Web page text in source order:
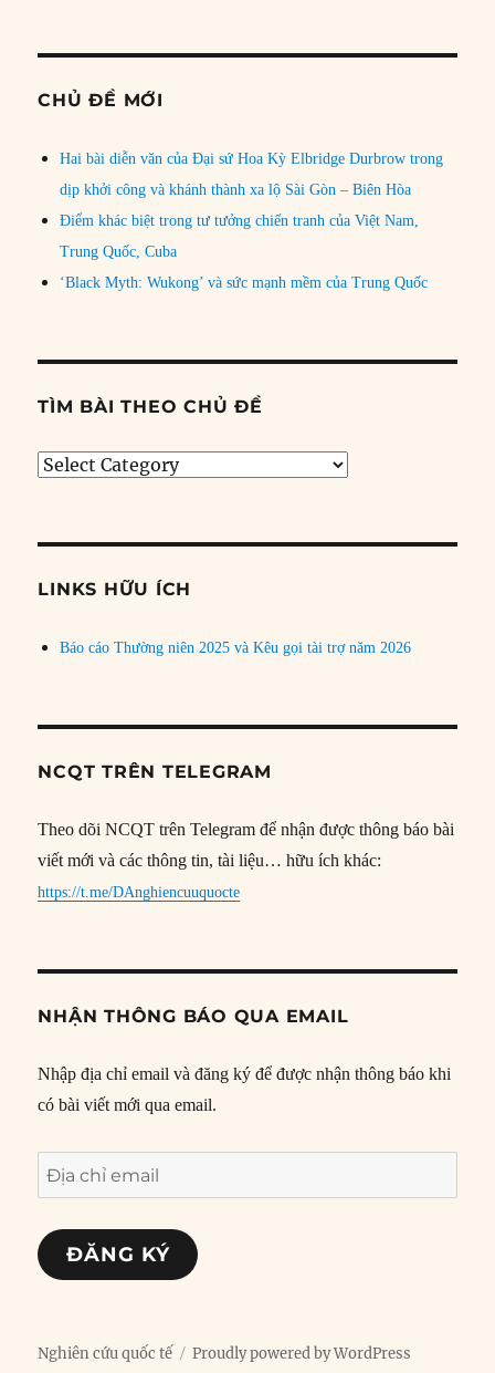
CHỦ ĐỀ MỚI
Hai bài diễn văn của Đại sứ Hoa Kỳ Elbridge Durbrow trong
dịp khởi công và khánh thành xa lộ Sài Gòn – Biên Hòa
Điểm khác biệt trong tư tưởng chiến tranh của Việt Nam,
Trung Quốc, Cuba
‘Black Myth: Wukong’ và sức mạnh mềm của Trung Quốc
TÌM BÀI THEO CHỦ ĐỀ
Tìm
đề
LINKS HỮU ÍCH
Báo cáo Thường niên 2025 và Kêu gọi tài trợ năm 2026
NCQT TRÊN TELEGRAM
Theo dõi NCQT trên Telegram để nhận được thông báo bài
viết mới và các thông tin, tài liệu… hữu ích khác:
https://t.me/DAnghiencuuquocte
NHẬN THÔNG BÁO QUA EMAIL
Nhập địa chỉ email và đăng ký để được nhận thông báo khi
có bài viết mới qua email.
Địa
chỉ
email
ĐĂNG KÝ
Nghiên cứu quốc tế Proudly powered by WordPress